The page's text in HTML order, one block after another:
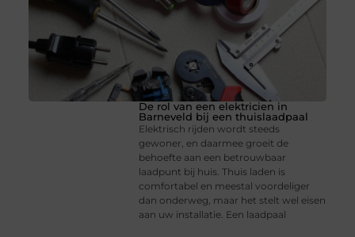
De rol van een elektricien in
Barneveld bij een thuislaadpaal
Elektrisch rijden wordt steeds
gewoner, en daarmee groeit de
behoefte aan een betrouwbaar
laadpunt bij huis. Thuis laden is
comfortabel en meestal voordeliger
dan onderweg, maar het stelt wel eisen
aan uw installatie. Een laadpaal